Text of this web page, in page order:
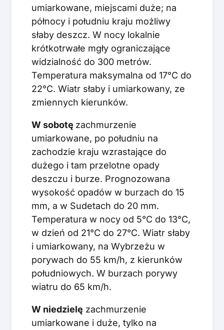
umiarkowane, miejscami duże; na
północy i południu kraju możliwy
słaby deszcz. W nocy lokalnie
krótkotrwałe mgły ograniczające
widzialność do 300 metrów.
Temperatura maksymalna od 17°C do
22°C. Wiatr słaby i umiarkowany, ze
zmiennych kierunków.
W sobotę zachmurzenie
umiarkowane, po południu na
zachodzie kraju wzrastające do
dużego i tam przelotne opady
deszczu i burze. Prognozowana
wysokość opadów w burzach do 15
mm, a w Sudetach do 20 mm.
Temperatura w nocy od 5°C do 13°C,
w dzień od 21°C do 27°C. Wiatr słaby
i umiarkowany, na Wybrzeżu w
porywach do 55 km/h, z kierunków
południowych. W burzach porywy
wiatru do 65 km/h.
W niedzielę zachmurzenie
umiarkowane i duże, tylko na